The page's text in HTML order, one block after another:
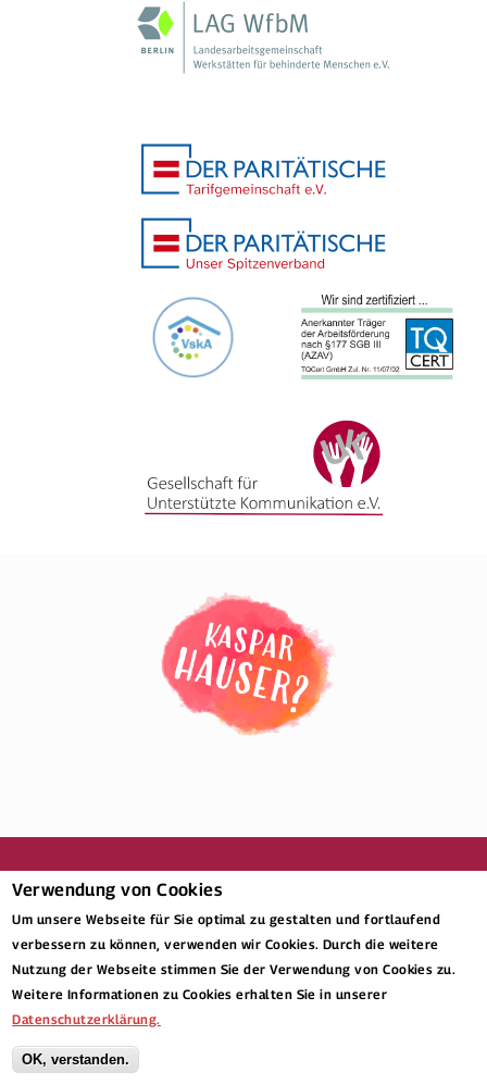
nach oben
© 2026 Kaspar Hauser Stiftung
Verwendung von Cookies
Um unsere Webseite für Sie optimal zu gestalten und fortlaufend
verbessern zu können, verwenden wir Cookies. Durch die weitere
Nutzung der Webseite stimmen Sie der Verwendung von Cookies zu.
Weitere Informationen zu Cookies erhalten Sie in unserer
Datenschutzerklärung.
OK, verstanden.